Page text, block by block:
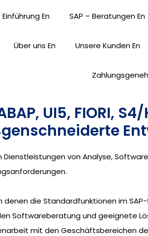
Einführung En SAP – Beratungen En
Über uns En Unsere Kunden En
UI5, FIORI,
Dienstleistungen von Analyse,
denen die Standardfunktionen im
Softwareberatung und geeignete
mit den Geschäftsbereichen